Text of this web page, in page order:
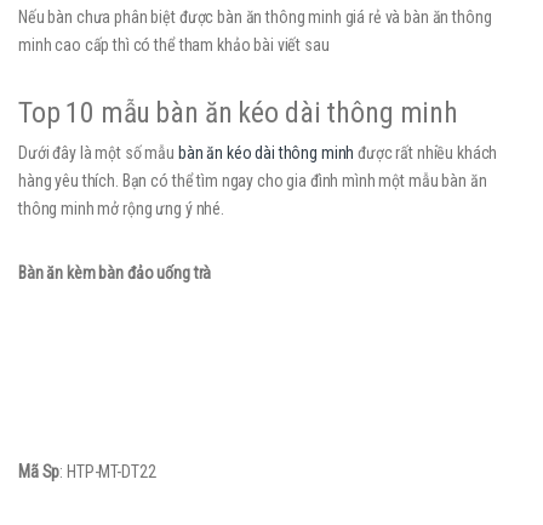
Nếu bàn chưa phân biệt được bàn ăn thông minh giá rẻ và bàn ăn thông
minh cao cấp thì có thể tham khảo bài viết sau
Top 10 mẫu bàn ăn kéo dài thông minh
Dưới đây là một số mẫu bàn ăn kéo dài thông minh được rất nhiều khách
hàng yêu thích. Bạn có thể tìm ngay cho gia đình mình một mẫu bàn ăn
thông minh mở rộng ưng ý nhé.
Bàn ăn kèm bàn đảo uống trà
Mã Sp: HTP-MT-DT22